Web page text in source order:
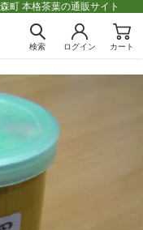
町 本格茶葉の通販サイト
検索 ログイン カート